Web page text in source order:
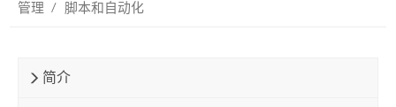
管理 脚本和自动化
简介